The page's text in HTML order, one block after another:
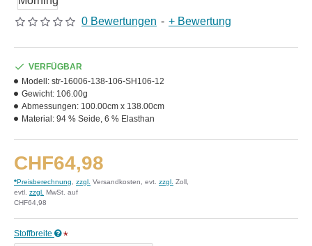
0 Bewertungen - + Bewertung
CHF64,98
*Preisberechnung zzgl. Versandkosten, evt. zzgl. Zoll,
evtl. zzgl. MwSt. auf
CHF64,98
VERFÜGBAR
Modell: str-16006-138-106-SH106-12
Gewicht: 106.00g
Abmessungen: 100.00cm x 138.00cm
Material: 94 % Seide, 6 % Elasthan
Stoffbreite